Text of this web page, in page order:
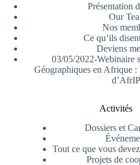
Présentation
Our
Nos
Ce qu’ils
Deviens
03/05/2022-Webinaire
Géographiques en Afrique :
Activités
Dossiers et
Tout ce que vous
Projets de